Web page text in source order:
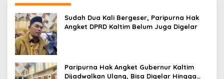
Sudah Dua Kali Bergeser, Paripurna Hak
Angket DPRD Kaltim Belum Juga Digelar
Paripurna Hak Angket Gubernur Kaltim
Dijadwalkan Ulang, Bisa Digelar Hingga